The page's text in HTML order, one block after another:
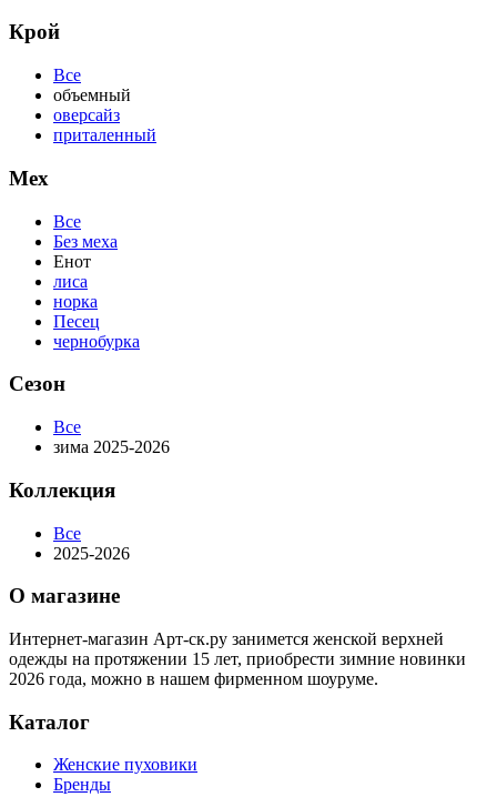
Крой
Все
объемный
оверсайз
приталенный
Мех
Все
Без меха
Енот
лиса
норка
Песец
чернобурка
Сезон
Все
зима 2025-2026
Коллекция
Все
2025-2026
О магазине
Интернет-магазин Арт-ск.ру занимется женской верхней
одежды на протяжении 15 лет, приобрести зимние новинки
2026 года, можно в нашем фирменном шоуруме.
Каталог
Женские пуховики
Бренды